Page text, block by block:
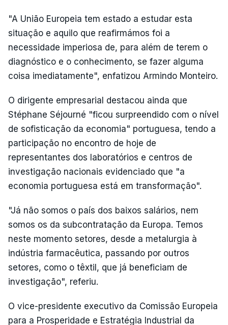
"A União Europeia tem estado a estudar esta
situação e aquilo que reafirmámos foi a
necessidade imperiosa de, para além de terem o
diagnóstico e o conhecimento, se fazer alguma
coisa imediatamente", enfatizou Armindo Monteiro.
O dirigente empresarial destacou ainda que
Stéphane Séjourné "ficou surpreendido com o nível
de sofisticação da economia" portuguesa, tendo a
participação no encontro de hoje de
representantes dos laboratórios e centros de
investigação nacionais evidenciado que "a
economia portuguesa está em transformação".
"Já não somos o país dos baixos salários, nem
somos os da subcontratação da Europa. Temos
neste momento setores, desde a metalurgia à
indústria farmacêutica, passando por outros
setores, como o têxtil, que já beneficiam de
investigação", referiu.
O vice-presidente executivo da Comissão Europeia
para a Prosperidade e Estratégia Industrial da